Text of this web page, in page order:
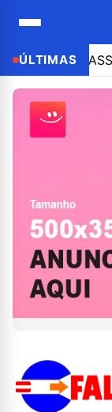
ÚLTIMAS
NO